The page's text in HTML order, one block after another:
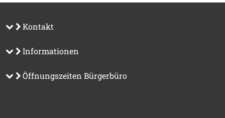
Kontakt
Informationen
Öffnungszeiten Bürgerbüro